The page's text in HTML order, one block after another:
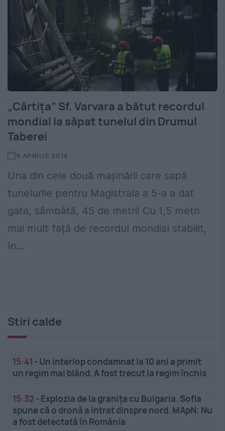
„Cârtița” Sf. Varvara a bătut recordul
mondial la săpat tunelul din Drumul
Taberei
9 APRILIE 2014
Una din cele două mașinării care sapă
tunelurile pentru Magistrala a 5-a a dat
gata, sâmbătă, 45 de metri! Cu 1,5 metri
mai mult față de recordul mondial stabilit,
în...
Stiri calde
15:41 - Un interlop condamnat la 10 ani a primit
un regim mai blând. A fost trecut la regim închis
15:32 - Explozia de la granița cu Bulgaria. Sofia
spune că o dronă a intrat dinspre nord. MApN: Nu
a fost detectată în România